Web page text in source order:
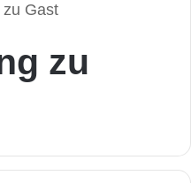
zu Gast
zu